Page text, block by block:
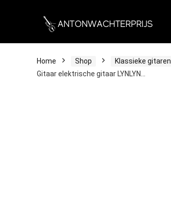
Home Shop Klassieke gitaren
Gitaar elektrische gitaar LYNLYN…